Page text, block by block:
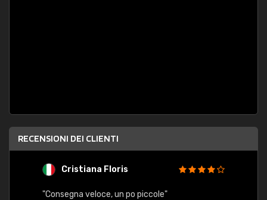
RECENSIONI DEI CLIENTI
Cristiana Floris
"Consegna veloce, un po piccole"